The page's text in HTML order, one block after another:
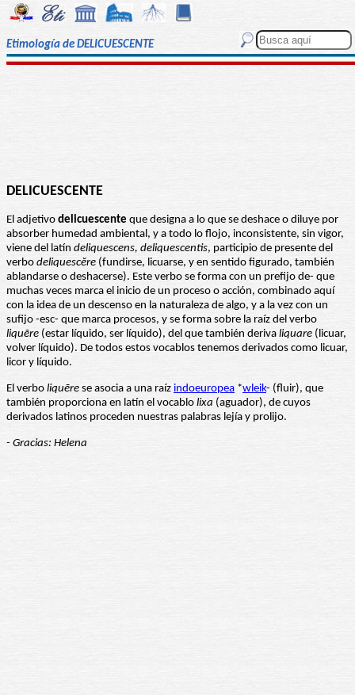
Etimología de DELICUESCENTE
DELICUESCENTE
El adjetivo delicuescente que designa a lo que se deshace o diluye por
absorber humedad ambiental, y a todo lo flojo, inconsistente, sin vigor,
viene del latín deliquescens, deliquescentis, participio de presente del
verbo deliquescĕre (fundirse, licuarse, y en sentido figurado, también
ablandarse o deshacerse). Este verbo se forma con un prefijo de- que
muchas veces marca el inicio de un proceso o acción, combinado aquí
con la idea de un descenso en la naturaleza de algo, y a la vez con un
sufijo -esc- que marca procesos, y se forma sobre la raíz del verbo
liquēre (estar líquido, ser líquido), del que también deriva liquare (licuar,
volver líquido). De todos estos vocablos tenemos derivados como licuar,
licor y líquido.
El verbo liquēre se asocia a una raíz indoeuropea *wleik- (fluir), que
también proporciona en latín el vocablo lixa (aguador), de cuyos
derivados latinos proceden nuestras palabras lejía y prolijo.
- Gracias: Helena